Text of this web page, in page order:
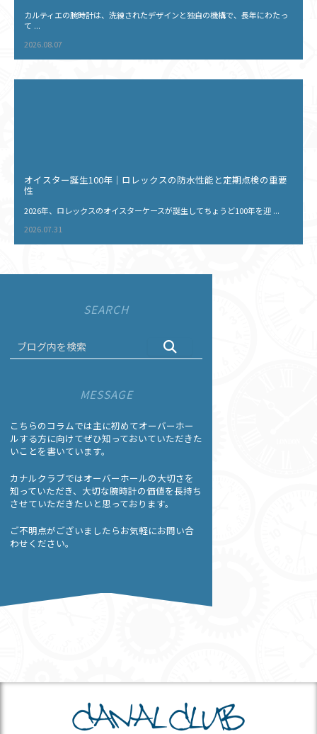
カルティエの腕時計は、洗練されたデザインと独自の機構で、長年にわたっ
て ...
2026.08.07
オイスター誕生100年｜ロレックスの防水性能と定期点検の重要
性
2026年、ロレックスのオイスターケースが誕生してちょうど100年を迎 ...
2026.07.31
SEARCH
MESSAGE
こちらのコラムでは主に初めてオーバーホー
ルする方に向けてぜひ知っておいていただきた
いことを書いています。
カナルクラブではオーバーホールの大切さを
知っていただき、大切な腕時計の価値を長持ち
させていただきたいと思っております。
ご不明点がございましたらお気軽にお問い合
わせください。